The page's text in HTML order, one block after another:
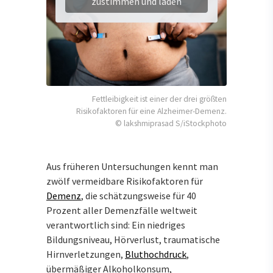
Fettleibigkeit ist einer der drei größten
Risikofaktoren für eine Alzheimer-Demenz.
© lakshmiprasad S/iStockphoto
Aus früheren Untersuchungen kennt man
zwölf vermeidbare Risikofaktoren für
Demenz, die schätzungsweise für 40
Prozent aller Demenzfälle weltweit
verantwortlich sind: Ein niedriges
Bildungsniveau, Hörverlust, traumatische
Hirnverletzungen, Bluthochdruck,
übermäßiger Alkoholkonsum,